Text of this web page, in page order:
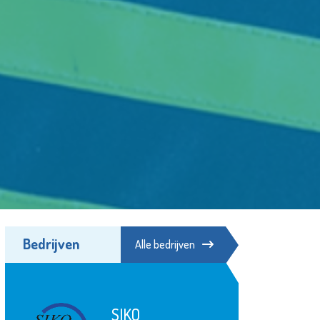
Bedrijven Alle bedrijven
Theater